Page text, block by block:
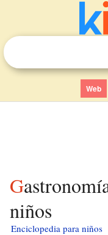
Web
Gastronomía de Serbia para
niños
Enciclopedia para niños